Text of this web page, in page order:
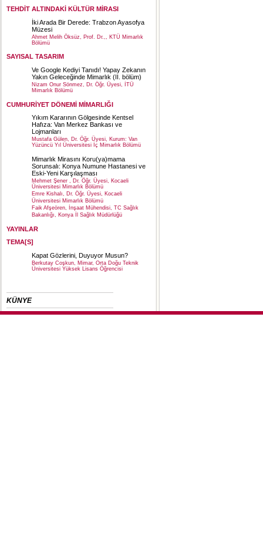
TEHDİT ALTINDAKİ KÜLTÜR MİRASI
İki Arada Bir Derede: Trabzon Ayasofya
Müzesi
Ahmet Melih Öksüz, Prof. Dr.,, KTÜ Mimarlık
Bölümü
SAYISAL TASARIM
Ve Google Kediyi Tanıdı! Yapay Zekanın
Yakın Geleceğinde Mimarlık (II. bölüm)
Nizam Onur Sönmez, Dr. Öğr. Üyesi, İTÜ
Mimarlık Bölümü
CUMHURİYET DÖNEMİ MİMARLIĞI
Yıkım Kararının Gölgesinde Kentsel
Hafıza: Van Merkez Bankası ve
Lojmanları
Mustafa Gülen, Dr. Öğr. Üyesi, Kurum: Van
Yüzüncü Yıl Üniversitesi İç Mimarlık Bölümü
Mimarlık Mirasını Koru(ya)mama
Sorunsalı: Konya Numune Hastanesi ve
Eski-Yeni Karşılaşması
Mehmet Şener , Dr. Öğr. Üyesi, Kocaeli
Üniversitesi Mimarlık Bölümü
Emre Kishalı, Dr. Öğr. Üyesi, Kocaeli
Üniversitesi Mimarlık Bölümü
Faik Afşeören, İnşaat Mühendisi, TC Sağlık
Bakanlığı, Konya İl Sağlık Müdürlüğü
YAYINLAR
TEMA[S]
Kapat Gözlerini, Duyuyor Musun?
Berkutay Coşkun, Mimar, Orta Doğu Teknik
Üniversitesi Yüksek Lisans Öğrencisi
KÜNYE